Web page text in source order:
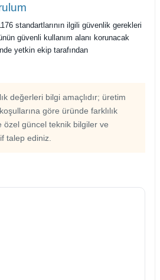
standartlarının ilgili güvenlik gerekleri
güvenli kullanım alanı korunacak
yetkin ekip tarafından
değerleri bilgi amaçlıdır; üretim
göre üründe farklılık
özel güncel teknik bilgiler ve
talep ediniz.